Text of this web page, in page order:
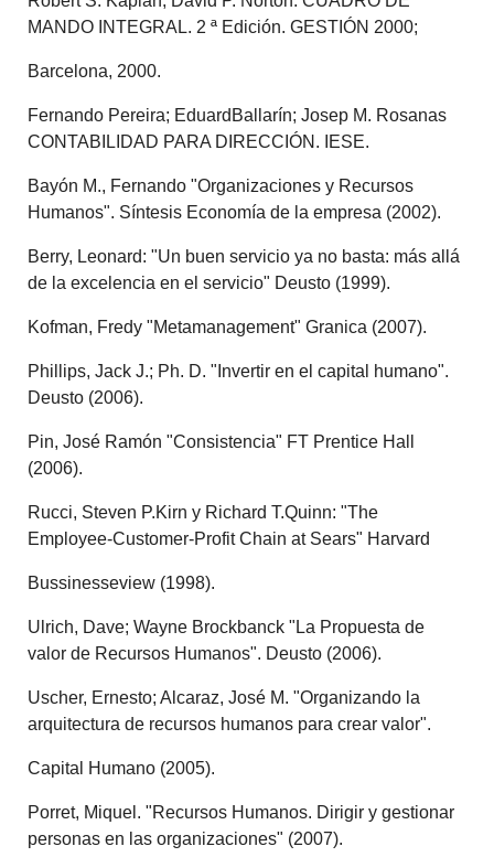
MANDO INTEGRAL. 2 ª Edición. GESTIÓN 2000;
Barcelona, 2000.
Fernando Pereira; EduardBallarín; Josep M. Rosanas
CONTABILIDAD PARA DIRECCIÓN. IESE.
Bayón M., Fernando "Organizaciones y Recursos
Humanos". Síntesis Economía de la empresa (2002).
Berry, Leonard: "Un buen servicio ya no basta: más allá
de la excelencia en el servicio" Deusto (1999).
Kofman, Fredy "Metamanagement" Granica (2007).
Phillips, Jack J.; Ph. D. "Invertir en el capital humano".
Deusto (2006).
Pin, José Ramón "Consistencia" FT Prentice Hall
(2006).
Rucci, Steven P.Kirn y Richard T.Quinn: "The
Employee-Customer-Profit Chain at Sears" Harvard
Bussinesseview (1998).
Ulrich, Dave; Wayne Brockbanck "La Propuesta de
valor de Recursos Humanos". Deusto (2006).
Uscher, Ernesto; Alcaraz, José M. "Organizando la
arquitectura de recursos humanos para crear valor".
Capital Humano (2005).
Porret, Miquel. "Recursos Humanos. Dirigir y gestionar
personas en las organizaciones" (2007).